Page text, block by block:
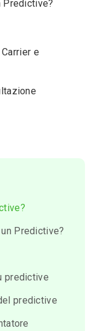
Predictive?
e
Predictive?
predictive
predictive